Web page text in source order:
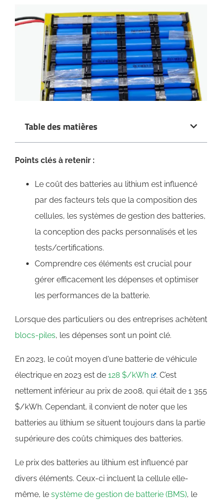
Table des matières
Points clés à retenir :
Le coût des batteries au lithium est influencé
par des facteurs tels que la composition des
cellules, les systèmes de gestion des batteries,
la conception des packs personnalisés et les
tests/certifications.
Comprendre ces éléments est crucial pour
gérer efficacement les dépenses et optimiser
les performances de la batterie.
Lorsque des particuliers ou des entreprises achètent
blocs-piles, les dépenses sont un point clé.
En 2023, le coût moyen d'une batterie de véhicule
électrique en 2023 est de 128 $/kWh
. C’est
nettement inférieur au prix de 2008, qui était de 1 355
$/kWh. Cependant, il convient de noter que les
batteries au lithium se situent toujours dans la partie
supérieure des coûts chimiques des batteries.
Le prix des batteries au lithium est influencé par
divers éléments. Ceux-ci incluent la cellule elle-
même, le système de gestion de batterie (BMS), le